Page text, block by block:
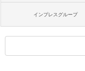
インプレスグループ